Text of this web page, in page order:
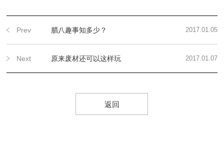
Prev 腊八趣事知多少？ 2017.01.05
Next 原来废材还可以这样玩 2017.01.07
返回